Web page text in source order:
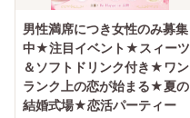
男性満席につき女性のみ募集
中★注目イベント★スィーツ
＆ソフトドリンク付き★ワン
ランク上の恋が始まる★夏の
結婚式場★恋活パーティー